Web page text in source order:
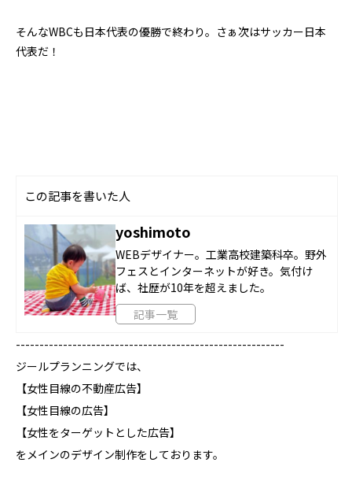
そんなWBCも日本代表の優勝で終わり。さぁ次はサッカー日本
代表だ！
この記事を書いた人
yoshimoto
WEBデザイナー。工業高校建築科卒。野外
フェスとインターネットが好き。気付け
ば、社歴が10年を超えました。
記事一覧
---------------------------------------------------------
ジールプランニングでは、
【女性目線の不動産広告】
【女性目線の広告】
【女性をターゲットとした広告】
をメインのデザイン制作をしております。